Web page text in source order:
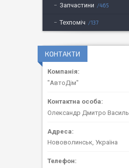
Запчастини 465
Техпоміч 137
КОНТАКТИ
"АвтоДім"
Олександр Дмитро Василь
Нововолинськ, Україна